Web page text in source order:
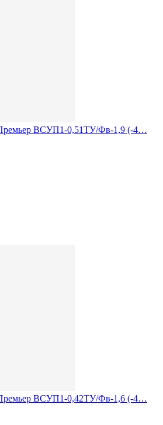
ВСУП1-0,51ТУ/Фв-1,9 (-4…
ВСУП1-0,42ТУ/Фв-1,6 (-4…